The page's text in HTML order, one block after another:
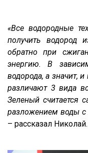
«Все водородные
получить водород
обратно при
энергию. В
водорода, а значит,
различают 3 вида
Зеленый считается
разложением воды с
– рассказал Николай.